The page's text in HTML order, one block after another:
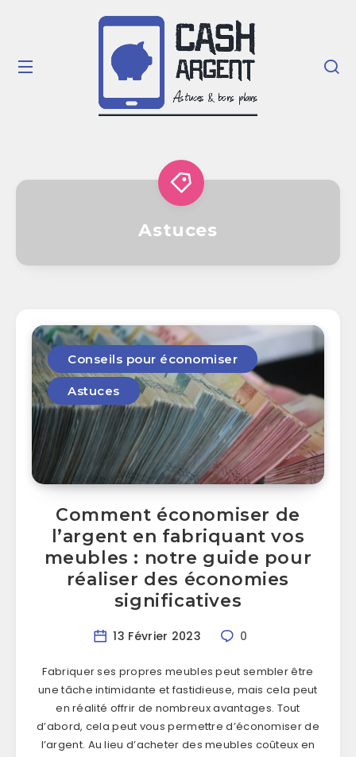
Astuces
Conseils pour économiser
Astuces
Comment économiser de
l’argent en fabriquant vos
meubles : notre guide pour
réaliser des économies
significatives
13 Février 2023 0
Fabriquer ses propres meubles peut sembler être
une tâche intimidante et fastidieuse, mais cela peut
en réalité offrir de nombreux avantages. Tout
d’abord, cela peut vous permettre d’économiser de
l’argent. Au lieu d’acheter des meubles coûteux en